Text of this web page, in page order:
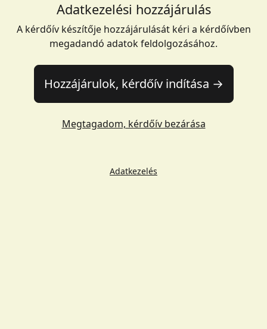
Adatkezelési hozzájárulás
A kérdőív készítője hozzájárulását kéri a kérdőívben
megadandó adatok feldolgozásához.
Hozzájárulok, kérdőív indítása →
Megtagadom, kérdőív bezárása
Adatkezelés